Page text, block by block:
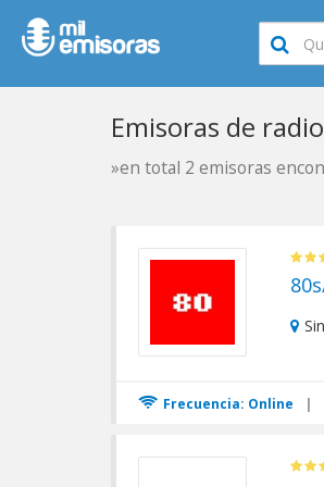
Emisoras de radio
»en total 2 emisoras
Frecuencia: Online |